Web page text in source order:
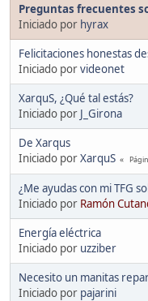
Preguntas frecuentes
Iniciado por hyrax
Felicitaciones honestas
Iniciado porvideonet
XarquS, ¿Qué tal estás?
Iniciado por J_Girona
De Xarqus
Iniciado porXarquS
¿Me ayudas con mi TFG
Iniciado por Ramón
Energía eléctrica
Iniciado por uzziber
Necesito un manitas
Iniciado por pajarini